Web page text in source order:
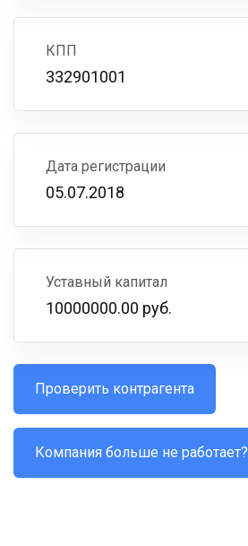
КПП
332901001
Дата регистрации
05.07.2018
Уставный капитал
10000000.00 руб.
Проверить контрагента
Компания больше не работает?